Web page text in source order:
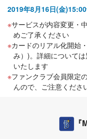
2019年8月16日(金
サービスが内容変更・
めご了承ください
カードのリアル化開始
み）)。詳細について
いたします
ファンクラブ会員限定
んので、ご注意くださ